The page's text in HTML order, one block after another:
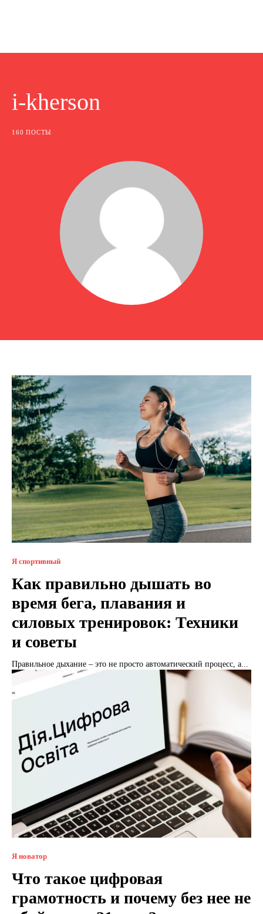
i-kherson
160 ПОСТЫ
Я спортивный
Как правильно дышать во
время бега, плавания и
силовых тренировок: Техники
и советы
Правильное дыхание – это не просто автоматический процесс, а...
Я новатор
Что такое цифровая
грамотность и почему без нее не